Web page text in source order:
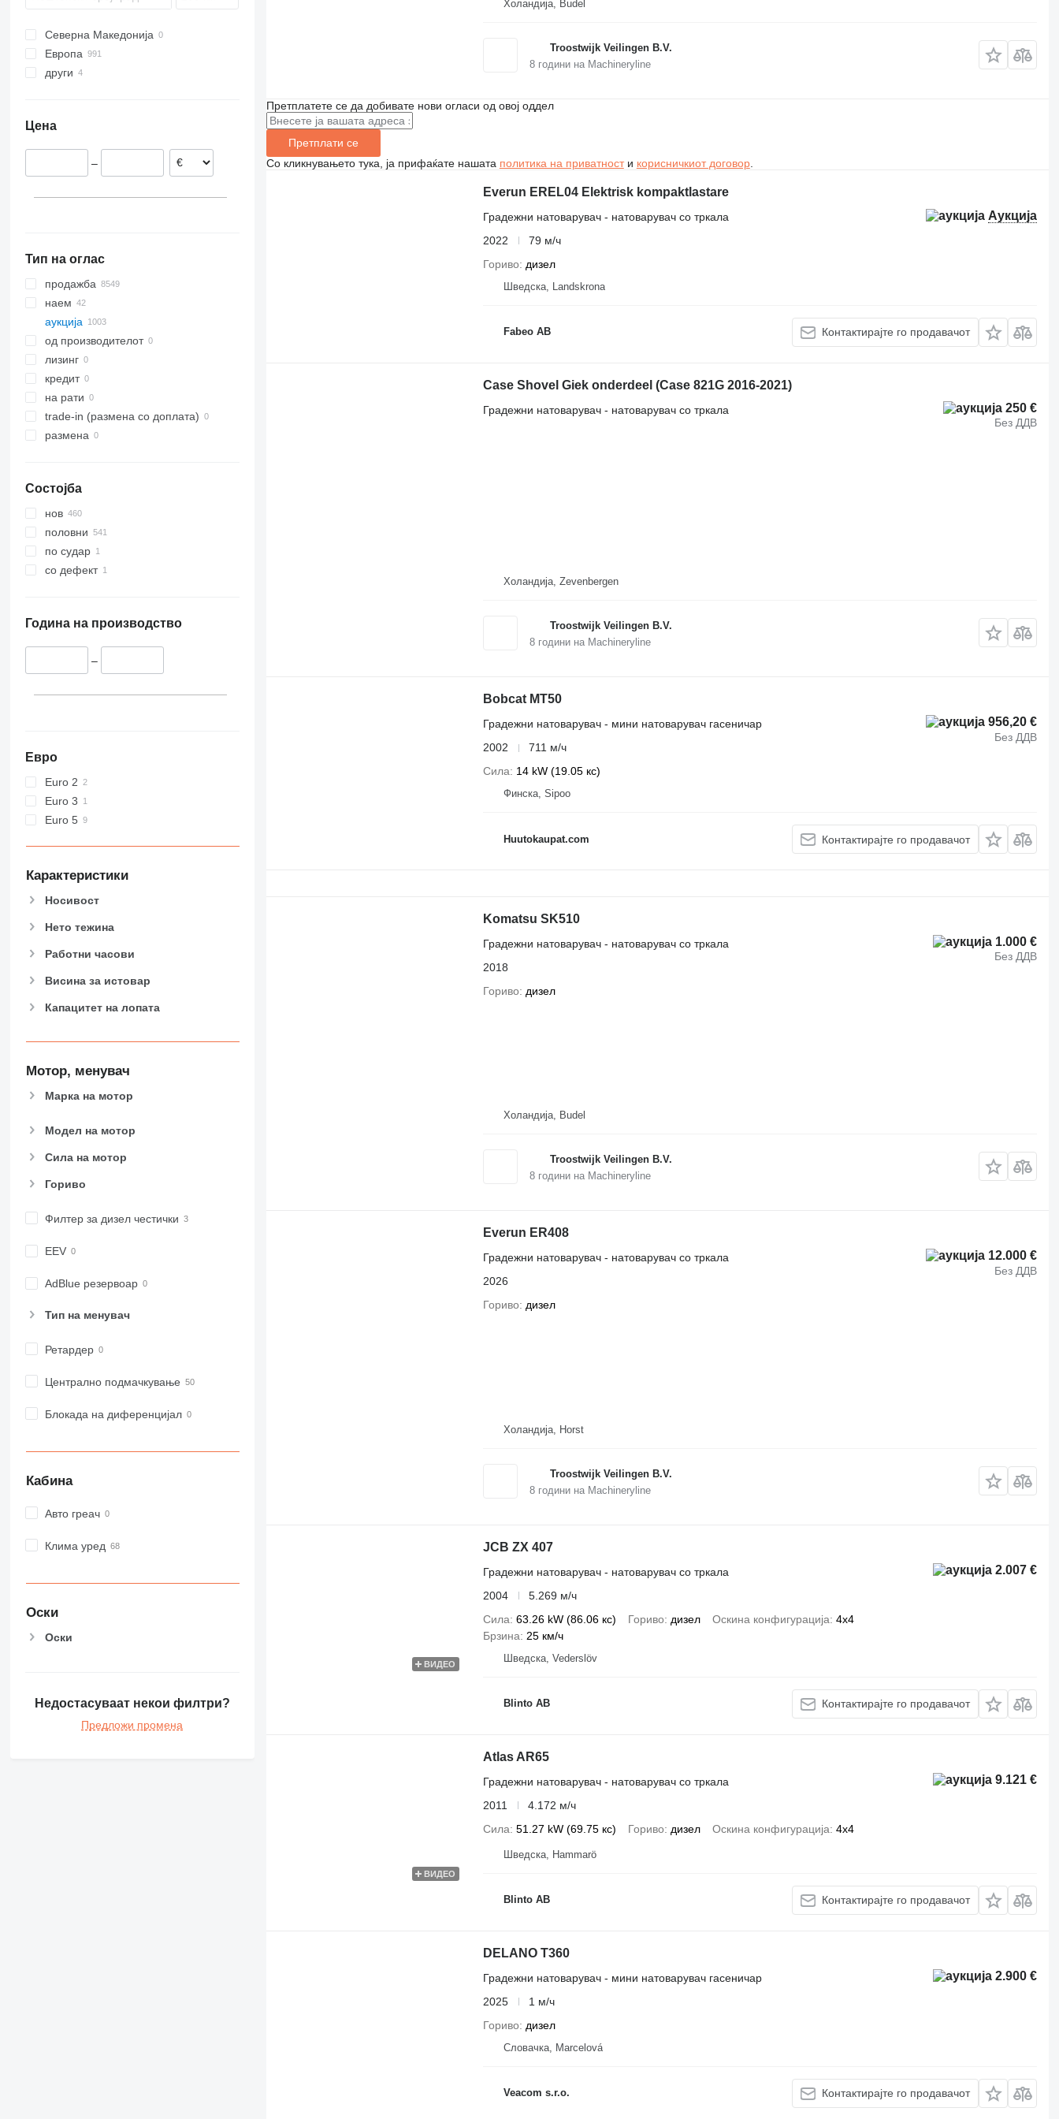
982
988
Северна Македонија
Европа
Шведска
Данска
други
Цена
–
Тип на оглас
продажба
наем
аукција
од производителот
лизинг
кредит
на рати
trade-in (размена со доплата)
размена
Состојба
нов
половни
по судар
со дефект
Година на производство
–
Евро
Euro 2
Euro 3
Euro 5
Карактеристики
Носивост
Нето тежина
Работни часови
Висина за истовар
Капацитет на лопата
Мотор, менувач
Марка на мотор
Модел на мотор
Сила на мотор
Гориво
Филтер за дизел честички
EEV
AdBlue резервоар
Тип на менувач
Ретардер
Централно подмачкување
Блокада на диференцијал
Кабина
Авто греач
Клима уред
Оски
Оски
Недостасуваат некои филтри?
Предложи промена
Холандија, Budel
Troostwijk Veilingen B.V.
8години на Machineryline
Претплатете се да добивате нови огласи од овој оддел
Претплати се
Со кликнувањето тука, ја прифаќате нашата политика на приватности корисничкиот договор.
Everun EREL04 Elektrisk kompaktlastare
Аукција
Градежни натоварувач - натоварувач со тркала
2022
79 м/ч
Гориво
дизел
Шведска, Landskrona
Fabeo AB Контактирајте го продавачот
Case Shovel Giek onderdeel (Case 821G 2016-2021)
250 €
Без ДДВ
Градежни натоварувач - натоварувач со тркала
Холандија, Zevenbergen
Troostwijk Veilingen B.V.
8години на Machineryline
Bobcat MT50
956,20 €
Без ДДВ
Градежни натоварувач - мини натоварувач гасеничар
2002
711 м/ч
Сила
14 kW (19.05 кс)
Финска, Sipoo
Huutokaupat.com Контактирајте го продавачот
Komatsu SK510
1.000 €
Без ДДВ
Градежни натоварувач - натоварувач со тркала
2018
Гориво
дизел
Холандија, Budel
Troostwijk Veilingen B.V.
8години на Machineryline
Everun ER408
12.000 €
Без ДДВ
Градежни натоварувач - натоварувач со тркала
2026
Гориво дизел
Холандија, Horst
Troostwijk Veilingen B.V.
8години на Machineryline
ВИДЕО
JCB ZX 407
2.007 €
Градежни натоварувач - натоварувач со тркала
2004
5.269 м/ч
Сила 63.26 kW (86.06 кс) Гориво дизел Оскина конфигурација 4x4
Брзина
25 км/ч
Шведска, Vederslöv
Blinto AB Контактирајте го продавачот
ВИДЕО
Atlas AR65
9.121 €
Градежни натоварувач - натоварувач со тркала
2011
4.172 м/ч
Сила 51.27 kW (69.75 кс) Гориво дизел Оскина конфигурација 4x4
Шведска, Hammarö
Blinto AB Контактирајте го продавачот
DELANO T360
2.900 €
Градежни натоварувач - мини натоварувач гасеничар
2025
1 м/ч
Гориво
дизел
Словачка, Marcelová
Veacom s.r.o. Контактирајте го продавачот